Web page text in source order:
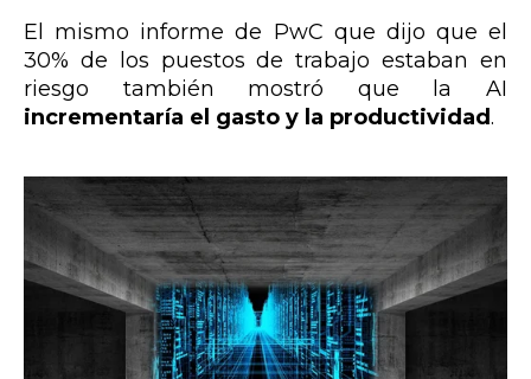
El mismo informe de PwC que dijo que el
30% de los puestos de trabajo estaban en
riesgo también mostró que la AI
incrementaría el gasto y la productividad.